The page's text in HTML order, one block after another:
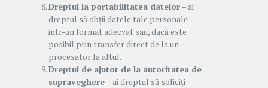
Dreptul la portabilitatea datelor– ai
dreptul să obții datele tale personale
intr-un format adecvat sau, dacă este
posibil prin transfer direct de la un
procesator la altul.
Dreptul de ajutor de la autoritatea de
supraveghere– ai dreptul să soliciți